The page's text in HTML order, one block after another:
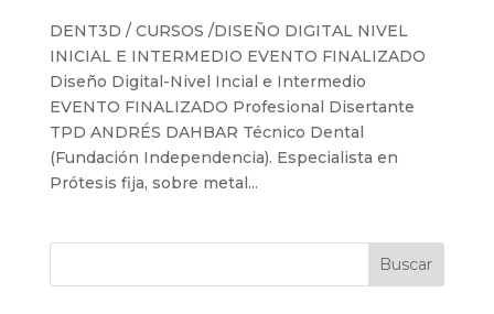
DENT3D / CURSOS /DISEÑO DIGITAL NIVEL
INICIAL E INTERMEDIO EVENTO FINALIZADO
Diseño Digital-Nivel Incial e Intermedio
EVENTO FINALIZADO Profesional Disertante
TPD ANDRÉS DAHBAR Técnico Dental
(Fundación Independencia). Especialista en
Prótesis fija, sobre metal...
Buscar